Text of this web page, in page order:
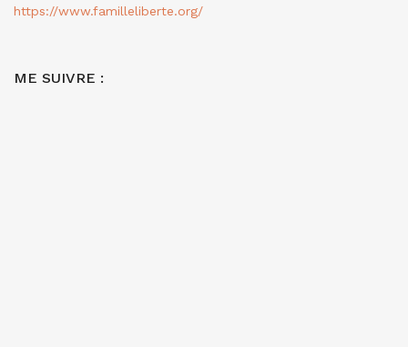
https://www.familleliberte.org/
ME SUIVRE :